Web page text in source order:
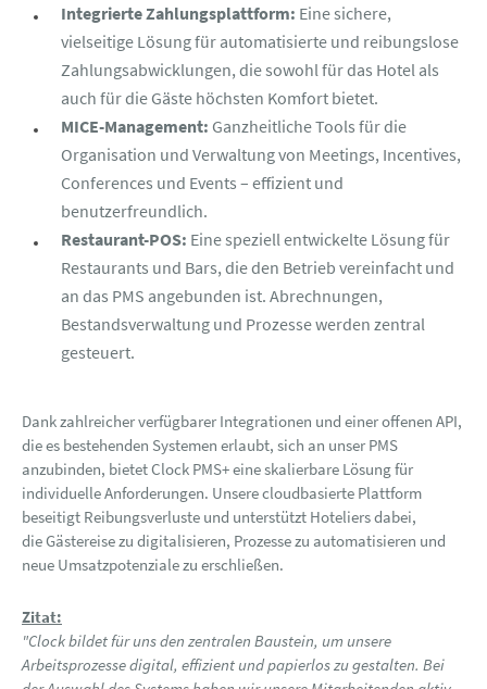
Integrierte Zahlungsplattform: Eine sichere,
vielseitige Lösung für automatisierte und reibungslose
Zahlungsabwicklungen, die sowohl für das Hotel als
auch für die Gäste höchsten Komfort bietet.
MICE-Management: Ganzheitliche Tools für die
Organisation und Verwaltung von Meetings, Incentives,
Conferences und Events – effizient und
benutzerfreundlich.
Restaurant-POS: Eine speziell entwickelte Lösung für
Restaurants und Bars, die den Betrieb vereinfacht und
an das PMS angebunden ist. Abrechnungen,
Bestandsverwaltung und Prozesse werden zentral
gesteuert.
Dank zahlreicher verfügbarer Integrationen und einer offenen API,
die es bestehenden Systemen erlaubt, sich an unser PMS
anzubinden, bietet Clock PMS+ eine skalierbare Lösung für
individuelle Anforderungen. Unsere cloudbasierte Plattform
beseitigt Reibungsverluste und unterstützt Hoteliers dabei,
die Gästereise zu digitalisieren, Prozesse zu automatisieren und
neue Umsatzpotenziale zu erschließen.
Zitat:
"Clock bildet für uns den zentralen Baustein, um unsere
Arbeitsprozesse digital, effizient und papierlos zu gestalten. Bei